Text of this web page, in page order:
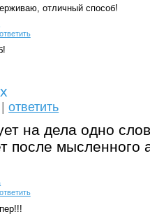
отличный способ!
ответить
|ответить
на дела одно
после
ответить